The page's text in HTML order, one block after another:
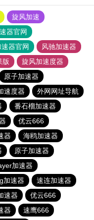
旋风加速
器官网
器官网
风驰加速器
版
旋风加速度器
原子加速器
速度器
外网网址导航
番石榴加速器
优云666
器
海鸥加速器
原子加速器
加速器
加速器
速连加速器
速器
优云666
器 速鹰666